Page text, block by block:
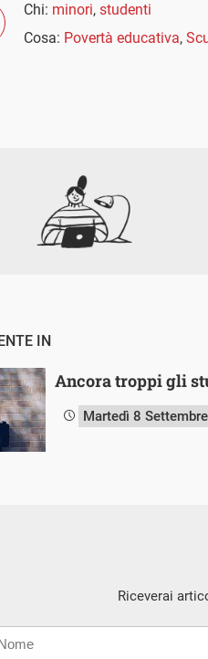
Chi: minori, studenti
Cosa: Povertà educativa,
IN
Ancora troppi gli
Martedì 8
Riceverai